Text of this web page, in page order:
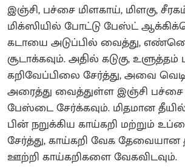
இஞ்சி, பச்சை மிளகாய், மிளகு,
மிக்ஸியில் போட்டு பேஸ்ட்
கடாயை அடுப்பில் வைத்து,
சூடாக்கவும். அதில் கடுகு, உளுத்தம்
கறிவேப்பிலை சேர்த்து, அவை
அரைத்து வைத்துள்ள இஞ்சி பச்சை
பேஸ்டை சேர்க்கவும். மிதமான
பின் நறுக்கிய காய்கறி மற்றும்
சேர்த்து, காய்கறி வேக
ஊற்றி காய்கறிகளை வேகவிடவும்.